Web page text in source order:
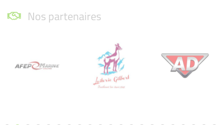
Nos partenaires